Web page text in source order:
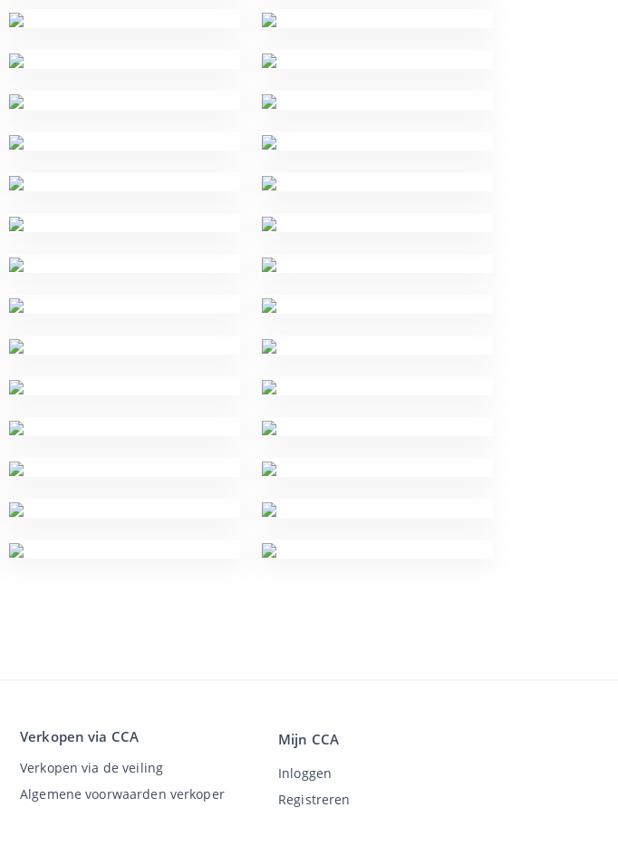
Verkopen via CCA
Verkopen via de veiling
Algemene voorwaarden verkoper
Mijn CCA
Inloggen
Registreren